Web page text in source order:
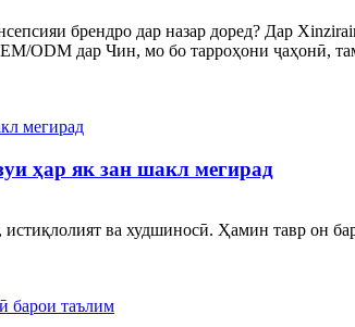
брендро дар назар доред? Дар
ODM дар Чин, мо бо тарроҳони ҷаҳонӣ,
ҳар як зан шакл мегирад
ва худшиносӣ. Ҳамин тавр он